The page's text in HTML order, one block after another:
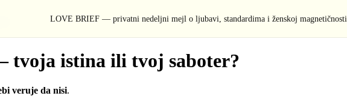
LOVE BRIEF — privatni nedeljni mejl o ljubavi, standardima i ženskoj magnetičnosti
tvoja istina ili tvoj saboter?
veruje da nisi.